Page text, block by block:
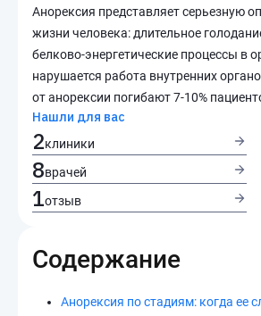
Анорексия представляет серьезную
жизни человека: длительное
белково-энергетические процессы в
нарушается работа внутренних
от анорексии погибают 7-10%
Нашли для вас
2клиники
8врачей
1отзыв
Содержание
Анорексия по стадиям: когда ее